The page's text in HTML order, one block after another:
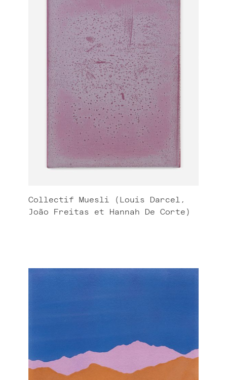
Collectif Muesli (Louis Darcel,
João Freitas et Hannah De Corte)